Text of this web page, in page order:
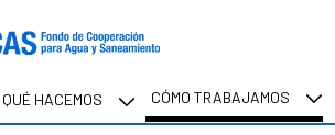
QUÉ HACEMOS CÓMO TRABAJAMOS